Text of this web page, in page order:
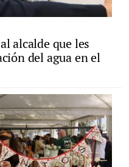
alcalde que les
del agua en el